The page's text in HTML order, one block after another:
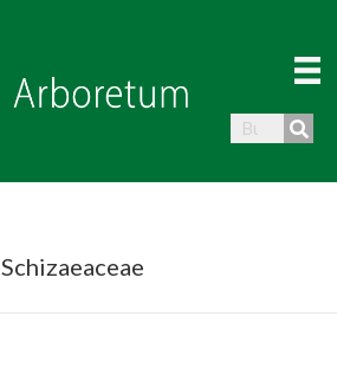
Schizaeaceae